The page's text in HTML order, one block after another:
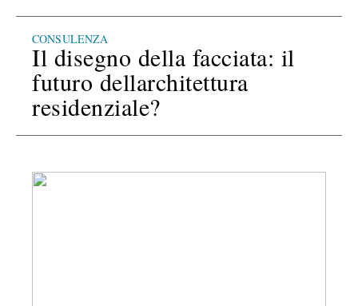
Il disegno della facciata: il
futuro dellarchitettura
residenziale?
CONSULENZA